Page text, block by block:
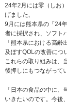
24年2月には零（しお
げました。
9月には熊本県の「24
者に採択され、ソフト
「熊本県における高
及ぼすQOLの改善につ
これらの取り組みは、
後押しにもつながって
「日本の食品の中に
いきたいのです。今後